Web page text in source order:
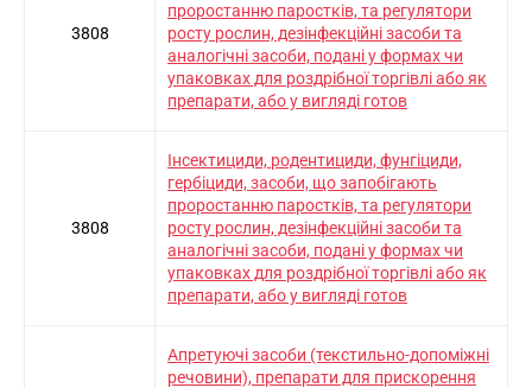
3808
проростанню паростків, та регулятори
росту рослин, дезінфекційні засоби та
аналогічні засоби, подані у формах чи
упаковках для роздрібної торгівлі або як
препарати, або у вигляді готов
3808
Інсектициди, родентициди, фунгіциди,
гербіциди, засоби, що запобігають
проростанню паростків, та регулятори
росту рослин, дезінфекційні засоби та
аналогічні засоби, подані у формах чи
упаковках для роздрібної торгівлі або як
препарати, або у вигляді готов
Апретуючі засоби (текстильно-допоміжні
речовини), препарати для прискорення